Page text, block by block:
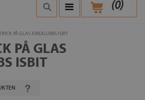
(0)
PÅ GLAS JORDGUBBS ISBIT
PÅ GLAS
ISBIT